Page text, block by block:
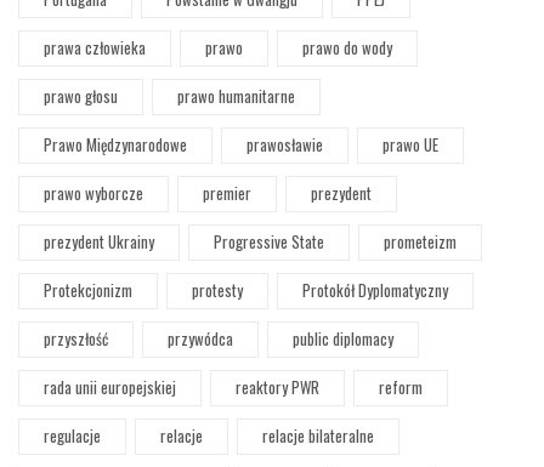
prawa człowieka
prawo
prawo do wody
prawo głosu
prawo humanitarne
Prawo Międzynarodowe
prawosławie
prawo UE
prawo wyborcze
premier
prezydent
prezydent Ukrainy
Progressive State
prometeizm
Protekcjonizm
protesty
Protokół Dyplomatyczny
przyszłość
przywódca
public diplomacy
rada unii europejskiej
reaktory PWR
reform
regulacje
relacje
relacje bilateralne